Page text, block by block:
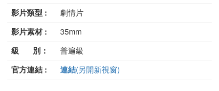
影片類型 :
劇情片
影片素材 :
35mm
級 別：
普遍級
官方連結 :
連結(另開新視窗)